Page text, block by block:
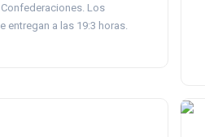
Los
entregan a las 19:3 horas.